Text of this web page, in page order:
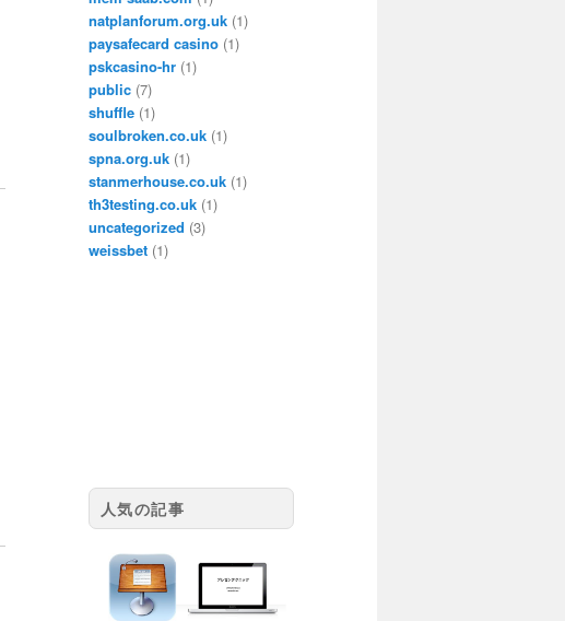
natplanforum.org.uk (1)
paysafecard casino (1)
pskcasino-hr (1)
public (7)
shuffle (1)
soulbroken.co.uk (1)
spna.org.uk (1)
stanmerhouse.co.uk (1)
th3testing.co.uk (1)
uncategorized (3)
weissbet (1)
人気の記事